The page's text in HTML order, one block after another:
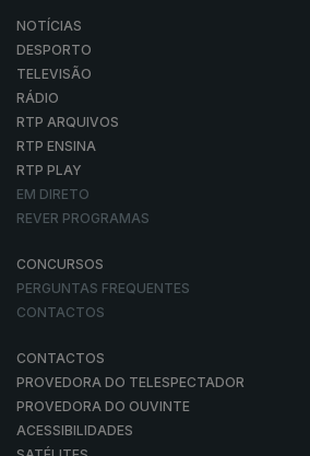
NOTÍCIAS
DESPORTO
TELEVISÃO
RÁDIO
RTP ARQUIVOS
RTP ENSINA
RTP PLAY
EM DIRETO
REVER PROGRAMAS
CONCURSOS
PERGUNTAS FREQUENTES
CONTACTOS
CONTACTOS
PROVEDORA DO TELESPECTADOR
PROVEDORA DO OUVINTE
ACESSIBILIDADES